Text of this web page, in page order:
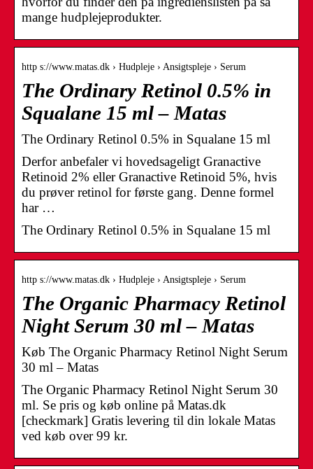
mange hudplejeprodukter.
http s://www.matas.dk › Hudpleje › Ansigtspleje › Serum
The Ordinary Retinol 0.5% in
Squalane 15 ml – Matas
The Ordinary Retinol 0.5% in Squalane 15 ml
Derfor anbefaler vi hovedsageligt Granactive
Retinoid 2% eller Granactive Retinoid 5%, hvis
du prøver retinol for første gang. Denne formel
har …
The Ordinary Retinol 0.5% in Squalane 15 ml
http s://www.matas.dk › Hudpleje › Ansigtspleje › Serum
The Organic Pharmacy Retinol
Night Serum 30 ml – Matas
Køb The Organic Pharmacy Retinol Night Serum
30 ml – Matas
The Organic Pharmacy Retinol Night Serum 30
ml. Se pris og køb online på Matas.dk
[checkmark] Gratis levering til din lokale Matas
ved køb over 99 kr.